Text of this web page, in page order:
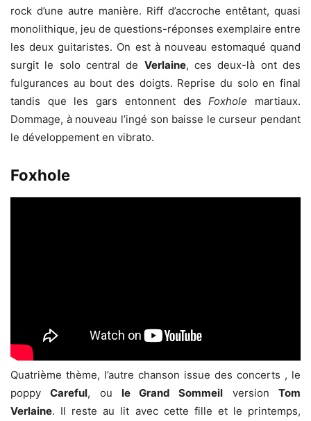
rock d’une autre manière. Riff d’accroche entêtant, quasi
monolithique, jeu de questions-réponses exemplaire entre
les deux guitaristes. On est à nouveau estomaqué quand
surgit le solo central de Verlaine, ces deux-là ont des
fulgurances au bout des doigts. Reprise du solo en final
tandis que les gars entonnent des Foxhole martiaux.
Dommage, à nouveau l’ingé son baisse le curseur pendant
le développement en vibrato.
Foxhole
Quatrième thème, l’autre chanson issue des concerts , le
poppyCareful, ou le Grand Sommeil versionTom
Verlaine. Il reste au lit avec cette fille et le printemps,